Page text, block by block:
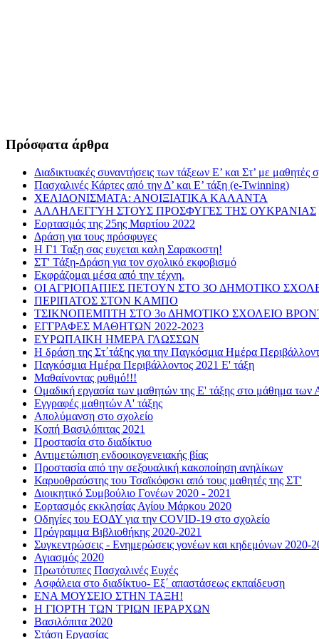
Πρόσφατα άρθρα
Διαδικτυακές συναντήσεις των τάξεων Ε’ και Στ’ με
Πασχαλινές Κάρτες από την Δ’ και Ε’ τάξη (e-Twinning)
ΧΕΛΙΔΟΝΙΣΜΑΤΑ: ΑΝΟΙΞΙΑΤΙΚΑ ΚΑΛΑΝΤΑ
ΑΛΛΗΛΕΓΓΥΗ ΣΤΟΥΣ ΠΡΟΣΦΥΓΕΣ ΤΗΣ ΟΥΚΡΑΝΙΑΣ
Εορτασμός της 25ης Μαρτίου 2022
Δράση για τους πρόσφυγες
Η Γ1 Ταξη σας ευχεται καλη Σαρακοστη!
ΣΤ' Τάξη-Δράση για τον σχολικό εκφοβισμό
Εκφράζομαι μέσα από την τέχνη.
ΟΙ ΑΓΡΙΟΠΑΠΙΕΣ ΠΕΤΟΥΝ ΣΤΟ 3Ο ΔΗΜΟΤΙΚΟ
ΠΕΡΙΠΑΤΟΣ ΣΤΟΝ ΚΑΜΠΟ
ΤΣΙΚΝΟΠΕΜΠΤΗ ΣΤΟ 3ο ΔΗΜΟΤΙΚΟ ΣΧΟΛΕΙΟ
ΕΓΓΡΑΦΕΣ ΜΑΘΗΤΩΝ 2022-2023
ΕΥΡΩΠΑΙΚΗ ΗΜΕΡΑ ΓΛΩΣΣΩΝ
Η δράση της Στ΄τάξης για την Παγκόσμια Ημέρα
Παγκόσμια Ημέρα Περιβάλλοντος 2021 Ε' τάξη
Μαθαίνοντας ρυθμό!!!
Ομαδική εργασία των μαθητών της Ε' τάξης στο μάθημα των
Εγγραφές μαθητών Α' τάξης
Απολύμανση στο σχολείο
Κοπή Βασιλόπιτας 2021
Προστασία στο διαδίκτυο
Αντιμετώπιση ενδοοικογενειακής βίας
Προστασία από την σεξουαλική κακοποίηση ανηλίκων
Καρυοθραύστης του Τσαϊκόφσκι από τους μαθητές της ΣΤ'
Διοικητικό Συμβούλιο Γονέων 2020 - 2021
Εορτασμός εκκλησίας Αγίου Μάρκου 2020
Οδηγίες του ΕΟΔΥ για την COVID-19 στο σχολείο
Πρόγραμμα Βιβλιοθήκης 2020-2021
Συγκεντρώσεις - Ενημερώσεις γονέων και κηδεμόνων 2020-
Αγιασμός 2020
Πρωτότυπες Πασχαλινές Ευχές
Ασφάλεια στο διαδίκτυο- Εξ΄ απαστάσεως εκπαίδευση
ΕΝΑ ΜΟΥΣΕΙΟ ΣΤΗΝ ΤΑΞΗ!
Η ΓΙΟΡΤΗ ΤΩΝ ΤΡΙΩΝ ΙΕΡΑΡΧΩΝ
Βασιλόπιτα 2020
Στάση Εργασίας